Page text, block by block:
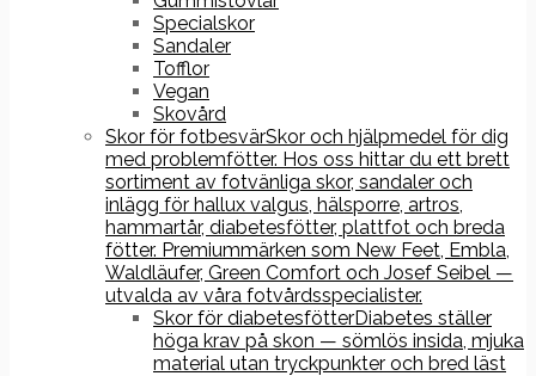
Specialskor
Sandaler
Tofflor
Vegan
Skovård
Skor för fotbesvärSkor och hjälpmedel för dig
med problemfötter. Hos oss hittar du ett brett
sortiment av fotvänliga skor, sandaler och
inlägg för hallux valgus, hälsporre, artros,
hammartår, diabetesfötter, plattfot och breda
fötter. Premiummärken som New Feet, Embla,
Waldläufer, Green Comfort och Josef Seibel —
utvalda av våra fotvårdsspecialister.
Skor för diabetesfötterDiabetes ställer
höga krav på skon — sömlös insida, mjuka
material utan tryckpunkter och bred läst